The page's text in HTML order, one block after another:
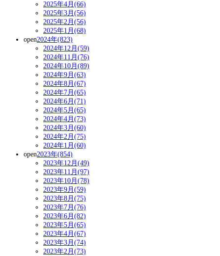
2025年4月(66)
2025年3月(56)
2025年2月(56)
2025年1月(68)
open2024年(823)
2024年12月(59)
2024年11月(76)
2024年10月(89)
2024年9月(63)
2024年8月(67)
2024年7月(65)
2024年6月(71)
2024年5月(65)
2024年4月(73)
2024年3月(60)
2024年2月(75)
2024年1月(60)
open2023年(854)
2023年12月(49)
2023年11月(97)
2023年10月(78)
2023年9月(59)
2023年8月(75)
2023年7月(76)
2023年6月(82)
2023年5月(65)
2023年4月(67)
2023年3月(74)
2023年2月(73)